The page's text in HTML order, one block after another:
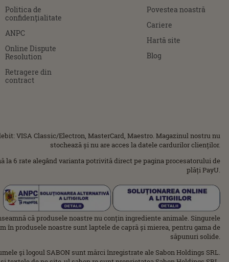
Politica de
confidențialitate
ANPC
Online Dispute
Resolution
Retragere din
contract
Povestea noastră
Cariere
Hartă site
Blog
VISA Classic/Electron, MasterCard, Maestro. Magazinul nostru nu
stochează și nu are acces la datele cardurilor clienților.
6 rate alegând varianta potrivită direct pe pagina procesatorului de
plăți PayU.
că produsele noastre nu conțin ingrediente animale. Singurele
în produsele noastre sunt laptele de capră și mierea, pentru gama de
săpunuri solide.
şi logoul SABON sunt mărci înregistrate ale Sabon Holdings SRL.